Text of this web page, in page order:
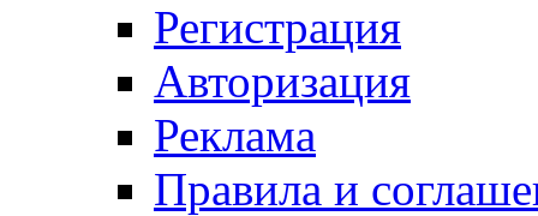
Регистрация
Авторизация
Реклама
Правила и